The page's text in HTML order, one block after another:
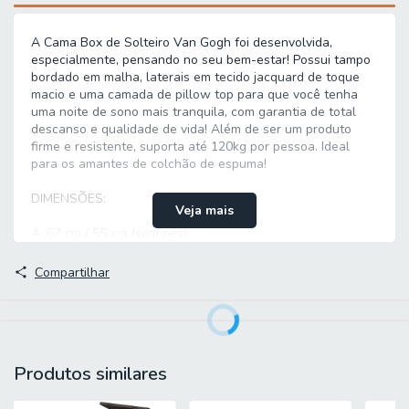
A Cama Box de Solteiro Van Gogh foi desenvolvida,
especialmente, pensando no seu bem-estar! Possui tampo
bordado em malha, laterais em tecido jacquard de toque
macio e uma camada de pillow top para que você tenha
uma noite de sono mais tranquila, com garantia de total
descanso e qualidade de vida! Além de ser um produto
firme e resistente, suporta até 120kg por pessoa. Ideal
para os amantes de colchão de espuma!
DIMENSÕES:
A: 67 cm / 55 cm (sem pés)
L: 88 cm
MODELO: Cama Box Solteiro Van Gogh
COR: Marrom
Veja mais
Compartilhar
Produtos similares